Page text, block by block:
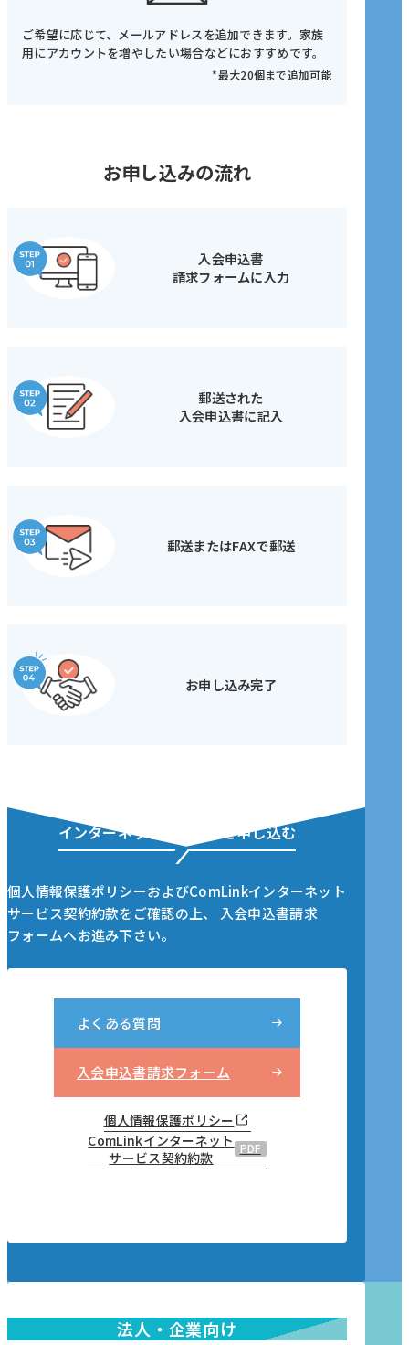
ご希望に応じて、メールアドレスを追加できます。家族
用にアカウントを増やしたい場合などにおすすめです。
*最大20個まで追加可能
お申し込みの流れ
入会申込書
請求フォームに入力
郵送された
入会申込書に記入
郵送またはFAXで郵送
お申し込み完了
インターネットサービスを申し込む
個人情報保護ポリシーおよびComLinkインターネット
サービス契約約款をご確認の上、
入会申込書請求
フォームへお進み下さい。
よくある質問
入会申込書請求フォーム
個人情報保護ポリシー
ComLinkインターネット
サービス契約約款
PDF
法人・企業向け